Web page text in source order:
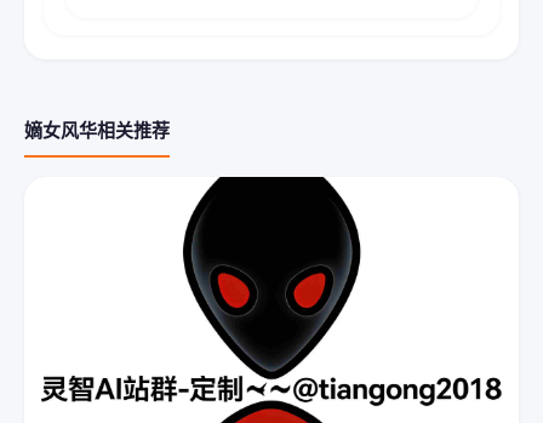
嫡女风华相关推荐